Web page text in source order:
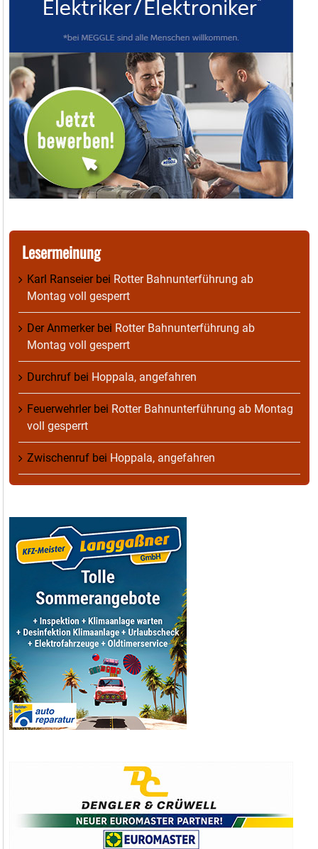
Lesermeinung
Karl Ranseierbei Rotter Bahnunterführung ab
Montag voll gesperrt
Der Anmerkerbei Rotter Bahnunterführung ab
Montag voll gesperrt
Durchruf bei Hoppala, angefahren
Feuerwehrlerbei Rotter Bahnunterführung ab Montag
voll gesperrt
Zwischenruf bei Hoppala, angefahren